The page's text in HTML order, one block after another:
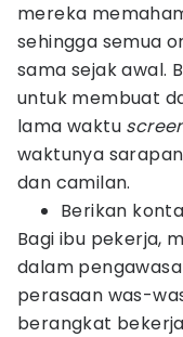
mereka
sehingga semua
sama sejak awal.
untuk membuat
lama waktu
waktunya
dan camilan.
Berikan
Bagi ibu pekerja,
dalam
perasaan was-
berangkat